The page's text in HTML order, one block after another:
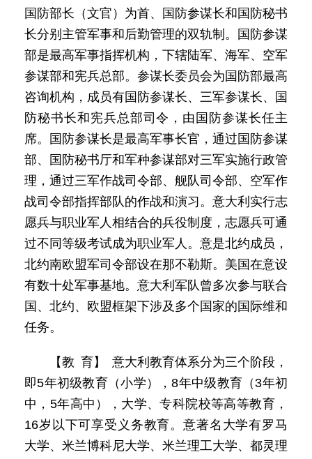
国防部长（文官）为首、国防参谋长和国防秘书
长分别主管军事和后勤管理的双轨制。国防参谋
部是最高军事指挥机构，下辖陆军、海军、空军
参谋部和宪兵总部。参谋长委员会为国防部最高
咨询机构，成员有国防参谋长、三军参谋长、国
防秘书长和宪兵总部司令，由国防参谋长任主
席。国防参谋长是最高军事长官，通过国防参谋
部、国防秘书厅和军种参谋部对三军实施行政管
理，通过三军作战司令部、舰队司令部、空军作
战司令部指挥部队的作战和演习。意大利实行志
愿兵与职业军人相结合的兵役制度，志愿兵可通
过不同等级考试成为职业军人。意是北约成员，
北约南欧盟军司令部设在那不勒斯。美国在意设
有数十处军事基地。意大利军队曾多次参与联合
国、北约、欧盟框架下涉及多个国家的国际维和
任务。
【教 育】 意大利教育体系分为三个阶段，
即5年初级教育（小学），8年中级教育（3年初
中，5年高中），大学、专科院校等高等教育，
16岁以下可享受义务教育。意著名大学有罗马
大学、米兰博科尼大学、米兰理工大学、都灵理